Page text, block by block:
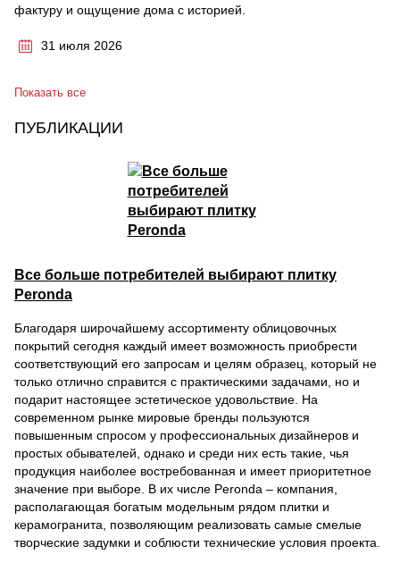
фактуру и ощущение дома с историей.
31 июля 2026
Показать все
ПУБЛИКАЦИИ
Все больше потребителей выбирают плитку
Peronda
Благодаря широчайшему ассортименту облицовочных
покрытий сегодня каждый имеет возможность приобрести
соответствующий его запросам и целям образец, который не
только отлично справится с практическими задачами, но и
подарит настоящее эстетическое удовольствие. На
современном рынке мировые бренды пользуются
повышенным спросом у профессиональных дизайнеров и
простых обывателей, однако и среди них есть такие, чья
продукция наиболее востребованная и имеет приоритетное
значение при выборе. В их числе Peronda – компания,
располагающая богатым модельным рядом плитки и
керамогранита, позволяющим реализовать самые смелые
творческие задумки и соблюсти технические условия проекта.